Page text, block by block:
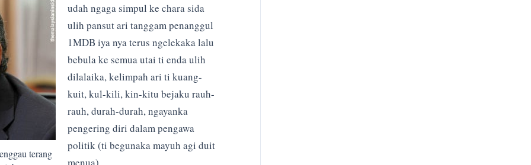
terang
udah ngaga simpul ke chara sida
ulih pansut ari tanggam penanggul
1MDB iya nya terus ngelekaka lalu
bebula ke semua utai ti enda ulih
dilalaika, kelimpah ari ti kuang-
kuit, kul-kili, kin-kitu bejaku rauh-
rauh, durah-durah, ngayanka
pengering diri dalam pengawa
politik (ti begunaka mayuh agi duit
menua).